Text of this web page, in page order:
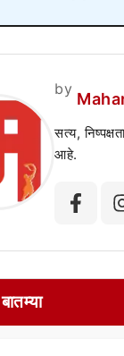
by
सत्य,
आहे.